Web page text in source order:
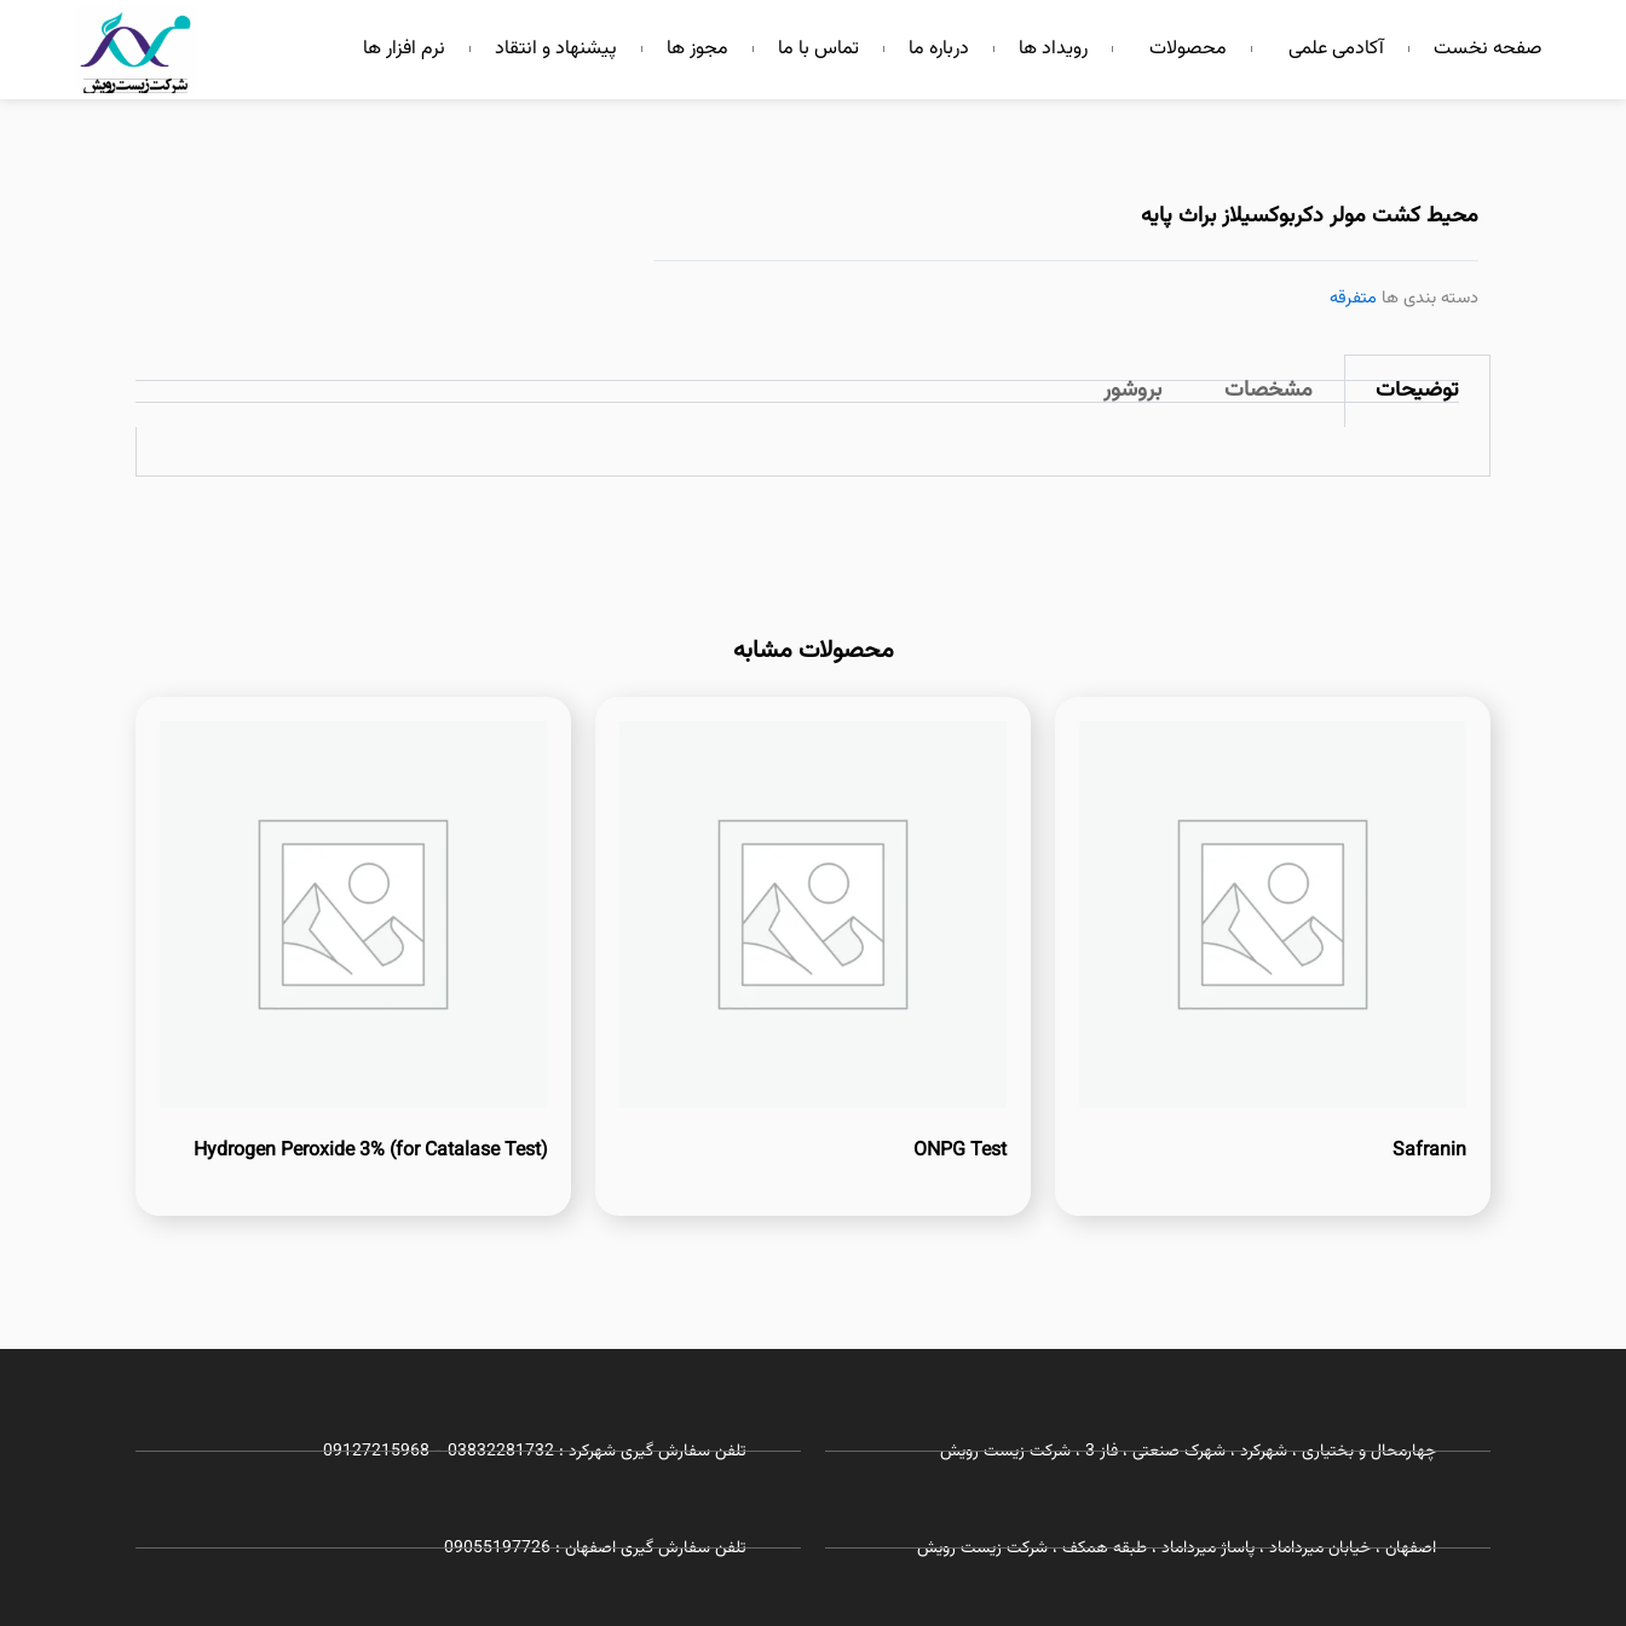
صفحه نخست آکادمی علمی محصولات رویداد ها درباره ما تماس با ما مجوز ها پیشنهاد و انتقاد نرم افزار ها
محیط کشت مولر دکربوکسیلاز براث پایه
دسته بندی ها متفرقه
توضیحات مشخصات بروشور
محصولات مشابه
Safranin
ONPG Test
Hydrogen Peroxide 3% (for Catalase Test)
چهارمحال و بختیاری ، شهرکرد ، شهرک صنعتی ، فاز 3 ، شرکت زیست رویش
اصفهان ، خیابان میرداماد ، پاساژ میرداماد ، طبقه همکف ، شرکت زیست رویش
تلفن سفارش گیری شهرکرد : 03832281732 - 09127215968
تلفن سفارش گیری اصفهان : 09055197726